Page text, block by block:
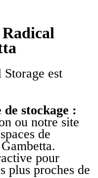
est
de stockage :
ou notre site
de
pour
plus proches de